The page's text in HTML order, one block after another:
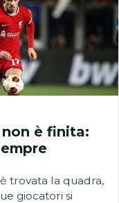
è finita:
trovata la quadra,
giocatori si